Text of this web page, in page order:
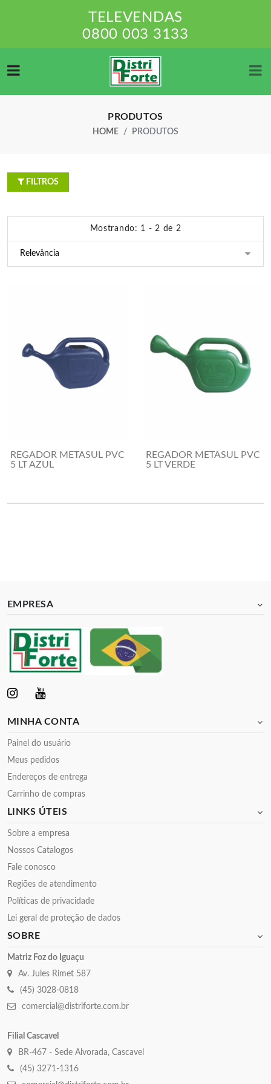
TELEVENDAS
0800 003 3133
PRODUTOS
HOME PRODUTOS
FILTROS
Mostrando: 1 - 2 de 2
REGADOR METASUL PVC
5 LT AZUL
REGADOR METASUL PVC
5 LT VERDE
EMPRESA
MINHA CONTA
Painel do usuário
Meus pedidos
Endereços de entrega
Carrinho de compras
LINKS ÚTEIS
Sobre a empresa
Nossos Catalogos
Fale conosco
Regiões de atendimento
Políticas de privacidade
Lei geral de proteção de dados
SOBRE
Matriz Foz do Iguaçu
Av. Jules Rimet 587
(45) 3028-0818
comercial@distriforte.com.br
Filial Cascavel
BR-467 - Sede Alvorada, Cascavel
(45) 3271-1316